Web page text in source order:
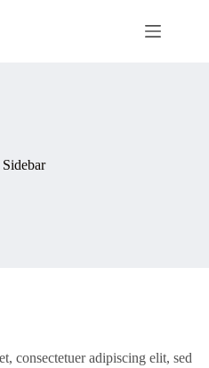
Sidebar
consectetuer adipiscing elit, sed